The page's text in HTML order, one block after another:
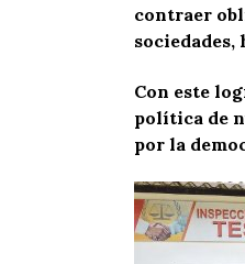
contraer
Con este
política de
por la